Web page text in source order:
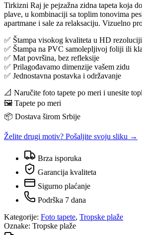
Tirkizni Raj je pejzažna zidna tapeta koja
plave, u kombinaciji sa toplim tonovima
apartmane i sale za relaksaciju. Vizuelno
✅ Štampa visokog kvaliteta u HD rezoluciji
✅ Štampa na PVC samolepljivoj foliji ili
✅ Mat površina, bez refleksije
✅ Prilagođavamo dimenzije vašem zidu
✅ Jednostavna postavka i održavanje
📐 Naručite foto tapete po meri i unesite
🖼️ Tapete po meri
📦 Dostava širom Srbije
Želite drugi motiv? Pošaljite svoju sliku →
Brza isporuka
Garancija kvaliteta
Sigurno plaćanje
Podrška 7 dana
Kategorije: Foto tapete, Tropske plaže
Oznake: Tropske plaže